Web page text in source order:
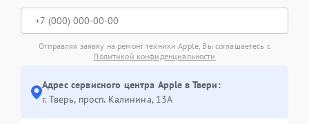
Отправляя заявку на ремонт техники Apple, Вы соглашаетесь с
Политикой конфиденциальности
Адрес сервисного центра Apple в Твери:
г. Тверь, просп. Калинина, 13А